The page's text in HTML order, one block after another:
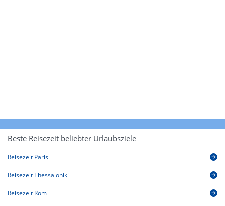
Beste Reisezeit beliebter Urlaubsziele
Reisezeit Paris
Reisezeit Thessaloniki
Reisezeit Rom